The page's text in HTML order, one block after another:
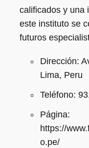
calificados y una
este instituto se
futuros
Dirección:
Lima, Peru
Teléfono:
Página:
https://
o.pe/